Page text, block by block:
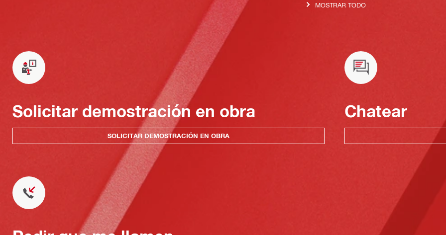
MOSTRAR TODO
Solicitar demostración en obra
SOLICITAR DEMOSTRACIÓN EN OBRA
Chatear